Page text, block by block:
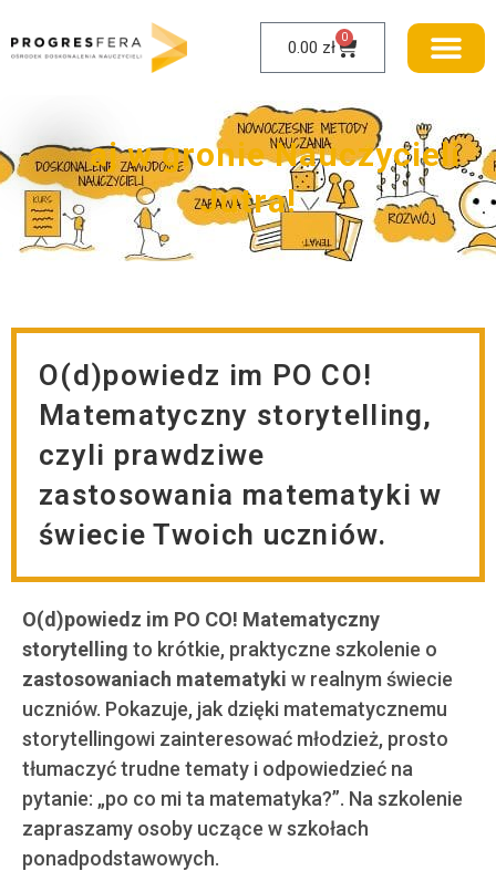
0.00 zł 0
Witaj w gronie Nauczycieli
Jutra!
O(d)powiedz im PO CO!
Matematyczny storytelling,
czyli prawdziwe
zastosowania matematyki w
świecie Twoich uczniów.
O(d)powiedz im PO CO! Matematyczny
storytelling to krótkie, praktyczne szkolenie o
zastosowaniach matematyki w realnym świecie
uczniów. Pokazuje, jak dzięki matematycznemu
storytellingowi zainteresować młodzież, prosto
tłumaczyć trudne tematy i odpowiedzieć na
pytanie: „po co mi ta matematyka?”. Na szkolenie
zapraszamy osoby uczące w szkołach
ponadpodstawowych.